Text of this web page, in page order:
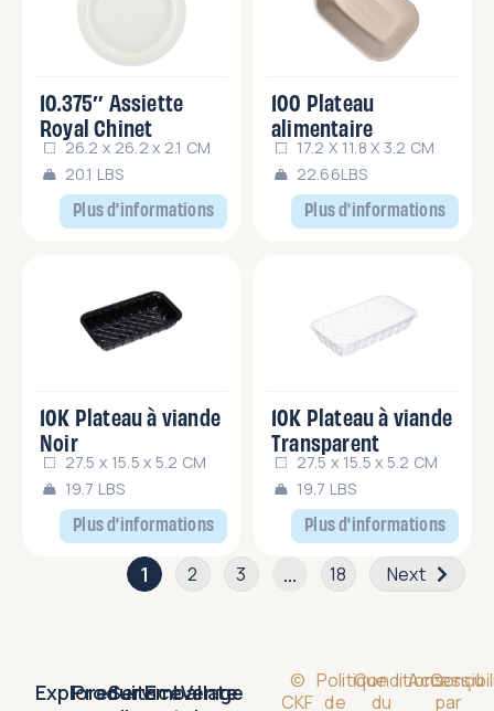
Plus d'informations
10.375″ Assiette
Royal Chinet
26.2 x 26.2 x 2.1 CM
20.1 LBS
Plus d'informations
100 Plateau
alimentaire
17.2 X 11.8 X 3.2 CM
22.66LBS
Plus d'informations
10K Plateau à viande
Noir
27.5 x 15.5 x 5.2 CM
19.7 LBS
Plus d'informations
10K Plateau à viande
Transparent
27.5 x 15.5 x 5.2 CM
19.7 LBS
1 2 3 … 18 Next
Explorer
ProduitsEmballage
ServiceVente
©
CKF
Politique
de
Conditions
du
Conçu
par